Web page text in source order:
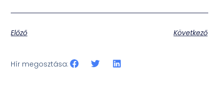
Előző Következő
Hír megosztása: